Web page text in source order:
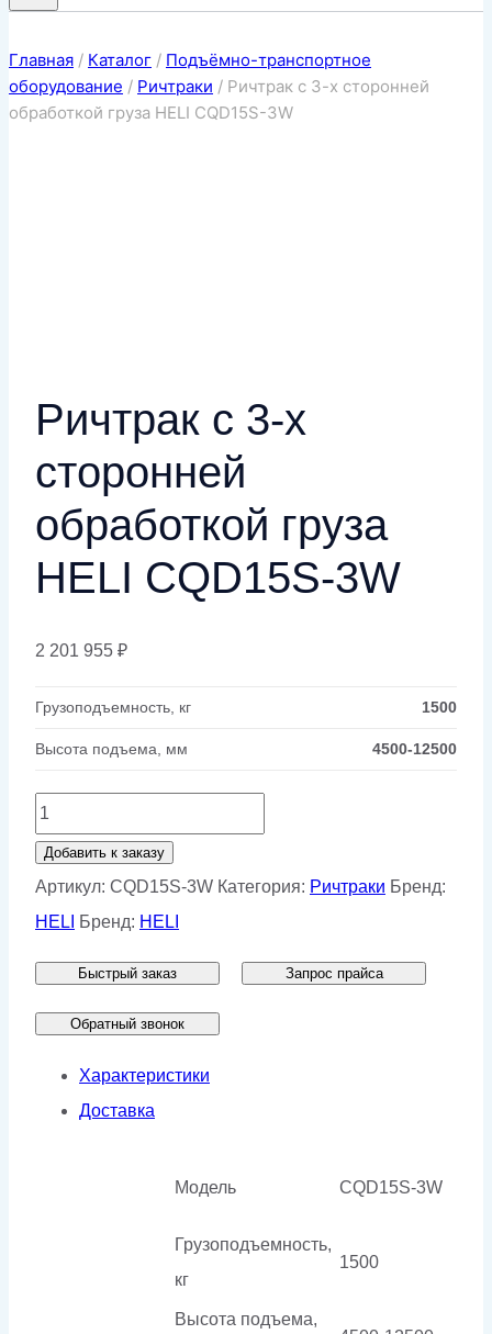
Главная / Каталог / Подъёмно-транспортное
оборудование / Ричтраки / Ричтрак с 3-х сторонней
обработкой груза HELI CQD15S-3W
Ричтрак с 3-х
сторонней
обработкой груза
HELI CQD15S-3W
2 201 955 ₽
Грузоподъемность, кг 1500
Высота подъема, мм 4500-12500
Количество
товара
Ричтрак
с
х
сторонней
Добавить к заказу
Артикул: CQD15S-3W Категория: Ричтраки Бренд:
HELI
Бренд: HELI
Быстрый заказ Запрос прайса
Обратный звонок
Характеристики
Доставка
Модель CQD15S-3W
Грузоподъемность,
кг
1500
Высота подъема,